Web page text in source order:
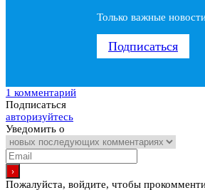
Только важные
Подписаться
1 комментарий
Подписаться
авторизуйтесь
Уведомить о
Пожалуйста, войдите, чтобы